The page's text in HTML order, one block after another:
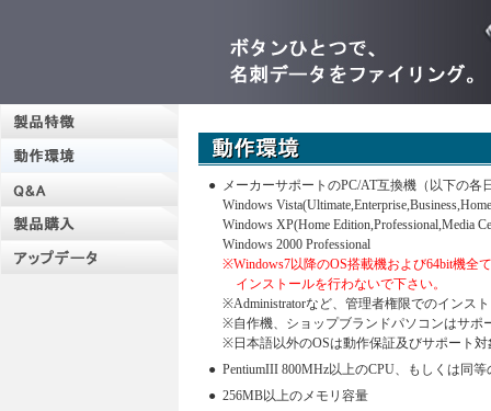
●
メーカーサポートのPC/AT互換機（以下の各
Windows
Windows XP(Home Edition,Professional,Media
Windows 2000 Professional
※Windows7以降のOS搭載機および64bit機全
インストールを行わないで下さい。
※Administratorなど、管理者権限でのインス
※自作機、ショップブランドパソコンはサポ
※日本語以外のOSは動作保証及びサポート
● PentiumIII 800MHz以上のCPU、もしくは同等
● 256MB以上のメモリ容量